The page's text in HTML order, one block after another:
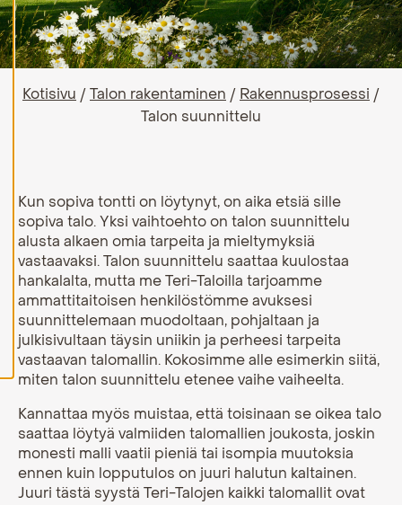
H
y
v
ä
k
s
i
e
v
ä
s
t
e
e
t
Kotisivu /Talon rakentaminen / Rakennusprosessi /
Talon suunnittelu
Kun sopiva tontti on löytynyt, on aika etsiä sille
sopiva talo. Yksi vaihtoehto on talon suunnittelu
alusta alkaen omia tarpeita ja mieltymyksiä
vastaavaksi. Talon suunnittelu saattaa kuulostaa
hankalalta, mutta me Teri-Taloilla tarjoamme
ammattitaitoisen henkilöstömme avuksesi
suunnittelemaan muodoltaan, pohjaltaan ja
julkisivultaan täysin uniikin ja perheesi tarpeita
vastaavan talomallin. Kokosimme alle esimerkin siitä,
miten talon suunnittelu etenee vaihe vaiheelta.
Kannattaa myös muistaa, että toisinaan se oikea talo
saattaa löytyä valmiiden talomallien joukosta, joskin
monesti malli vaatii pieniä tai isompia muutoksia
ennen kuin lopputulos on juuri halutun kaltainen.
Juuri tästä syystä Teri-Talojen kaikki talomallit ovat